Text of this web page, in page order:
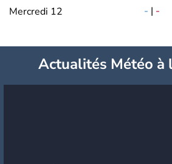
Mercredi 12 - | -
Actualités Météo à